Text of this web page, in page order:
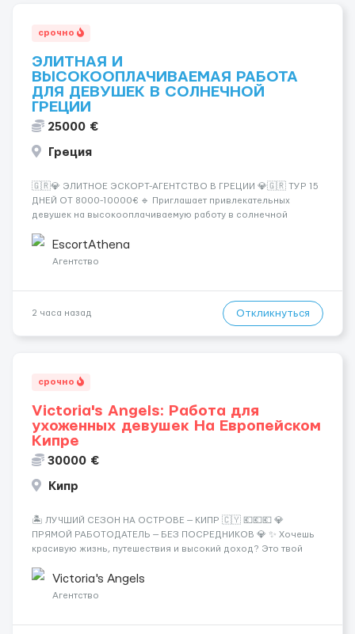
срочно
ЭЛИТНАЯ И
ВЫСОКООПЛАЧИВАЕМАЯ РАБОТА
ДЛЯ ДЕВУШЕК В СОЛНЕЧНОЙ
ГРЕЦИИ
25000 €
Греция
🇬🇷💎 ЭЛИТНОЕ ЭСКОРТ-АГЕНТСТВО В ГРЕЦИИ 💎🇬🇷 ТУР 15
ДНЕЙ ОТ 8000-10000€ 🔹 Приглашает привлекательных
девушек на высокооплачиваемую работу в солнечной
хорошие деньги 💶 — это предложение для тебя! 🔹
Требования: ✔️ Возраст от ...
EscortAthena
Агентство
2 часа назад Откликнуться
срочно
Victoria's Angels: Работа для
ухоженных девушек На Европейском
Кипре
30000 €
Кипр
🏝️ ЛУЧШИЙ СЕЗОН НА ОСТРОВЕ — КИПР 🇨🇾 💶💶💶 💎
ПРЯМОЙ РАБОТОДАТЕЛЬ — БЕЗ ПОСРЕДНИКОВ 💎 ✨ Хочешь
красивую жизнь, путешествия и высокий доход? Это твой
Опытная команда с годами практики — Стабильный поток
клиентов (без ...
Victoria's Angels
Агентство